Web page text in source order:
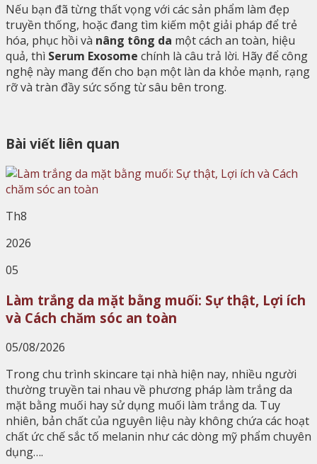
Nếu bạn đã từng thất vọng với các sản phẩm làm đẹp
truyền thống, hoặc đang tìm kiếm một giải pháp để trẻ
hóa, phục hồi và nâng tông da một cách an toàn, hiệu
quả, thì Serum Exosome chính là câu trả lời. Hãy để công
nghệ này mang đến cho bạn một làn da khỏe mạnh, rạng
rỡ và tràn đầy sức sống từ sâu bên trong.
Bài viết liên quan
Th8
2026
05
Làm trắng da mặt bằng muối: Sự thật, Lợi ích
và Cách chăm sóc an toàn
05/08/2026
Trong chu trình skincare tại nhà hiện nay, nhiều người
thường truyền tai nhau về phương pháp làm trắng da
mặt bằng muối hay sử dụng muối làm trắng da. Tuy
nhiên, bản chất của nguyên liệu này không chứa các hoạt
chất ức chế sắc tố melanin như các dòng mỹ phẩm chuyên
dụng….